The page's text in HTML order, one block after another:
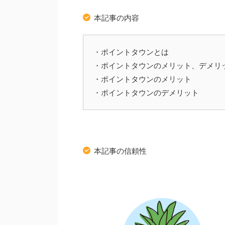
本記事の内容
・ポイントタウンとは
・ポイントタウンのメリット、デメリ
・ポイントタウンのメリット
・ポイントタウンのデメリット
本記事の信頼性